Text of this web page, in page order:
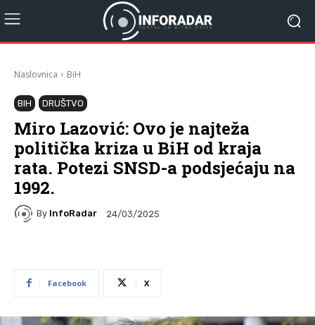
Naslovnica BiH
BIH DRUŠTVO
Miro Lazović: Ovo je najteža
politička kriza u BiH od kraja
rata. Potezi SNSD-a podsjećaju na
1992.
By InfoRadar 24/03/2025
Facebook X